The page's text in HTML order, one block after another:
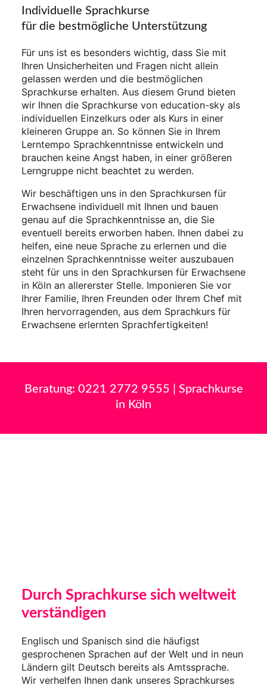
Individuelle Sprachkurse
für die bestmögliche Unterstützung
Für uns ist es besonders wichtig, dass Sie mit
Ihren Unsicherheiten und Fragen nicht allein
gelassen werden und die bestmöglichen
Sprachkurse erhalten. Aus diesem Grund bieten
wir Ihnen die Sprachkurse von education-sky als
individuellen Einzelkurs oder als Kurs in einer
kleineren Gruppe an. So können Sie in Ihrem
Lerntempo Sprachkenntnisse entwickeln und
brauchen keine Angst haben, in einer größeren
Lerngruppe nicht beachtet zu werden.
Wir beschäftigen uns in den Sprachkursen für
Erwachsene individuell mit Ihnen und bauen
genau auf die Sprachkenntnisse an, die Sie
eventuell bereits erworben haben. Ihnen dabei zu
helfen, eine neue Sprache zu erlernen und die
einzelnen Sprachkenntnisse weiter auszubauen
steht für uns in den Sprachkursen für Erwachsene
in Köln an allererster Stelle. Imponieren Sie vor
Ihrer Familie, Ihren Freunden oder Ihrem Chef mit
Ihren hervorragenden, aus dem Sprachkurs für
Erwachsene erlernten Sprachfertigkeiten!
Beratung: 0221 2772 9555 | Sprachkurse
in Köln
Durch Sprachkurse sich weltweit
verständigen
Englisch und Spanisch sind die häufigst
gesprochenen Sprachen auf der Welt und in neun
Ländern gilt Deutsch bereits als Amtssprache.
Wir verhelfen Ihnen dank unseres Sprachkurses